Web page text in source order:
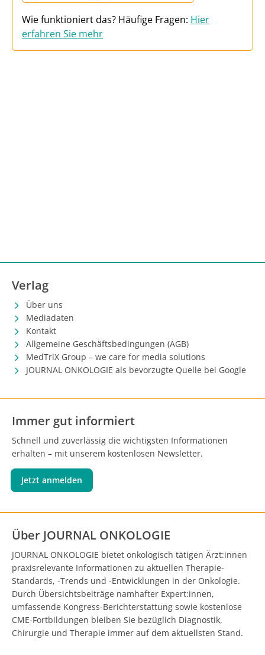
Wie funktioniert das? Häufige Fragen: Hier
erfahren Sie mehr
Verlag
Über uns
Mediadaten
Kontakt
Allgemeine Geschäftsbedingungen (AGB)
MedTriX Group – we care for media solutions
JOURNAL ONKOLOGIE als bevorzugte Quelle bei Google
Immer gut informiert
Schnell und zuverlässig die wichtigsten Informationen
erhalten – mit unserem kostenlosen Newsletter.
Jetzt anmelden
Über JOURNAL ONKOLOGIE
JOURNAL ONKOLOGIE bietet onkologisch tätigen Ärzt:innen
praxisrelevante Informationen zu aktuellen Therapie-
Standards, -Trends und -Entwicklungen in der Onkologie.
Durch Übersichtsbeiträge namhafter Expert:innen,
umfassende Kongress-Berichterstattung sowie kostenlose
CME-Fortbildungen bleiben Sie bezüglich Diagnostik,
Chirurgie und Therapie immer auf dem aktuellsten Stand.